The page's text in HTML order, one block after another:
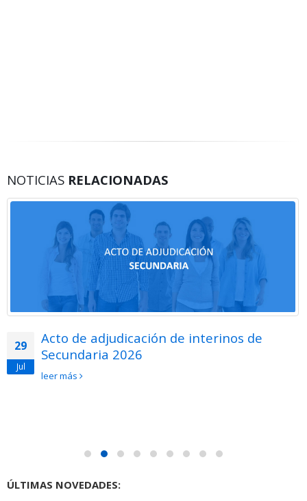
NOTICIAS RELACIONADAS
29
Jul
Acto de adjudicación de interinos de
Secundaria 2026
leer más
ÚLTIMAS NOVEDADES: